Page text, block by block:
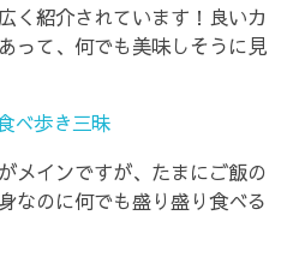
く紹介されています！良いカ
って、何でも美味しそうに見
べ歩き三昧
メインですが、たまにご飯の
なのに何でも盛り盛り食べる